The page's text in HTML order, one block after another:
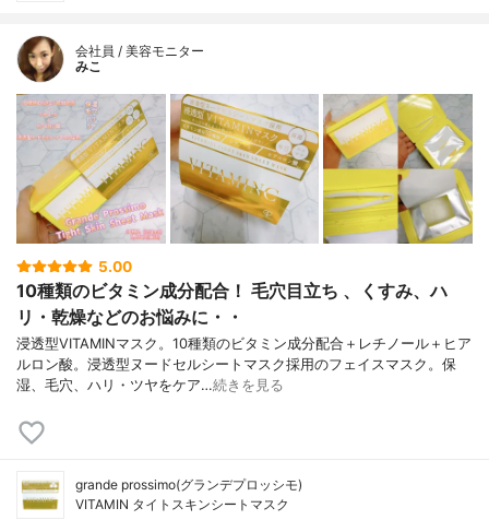
会社員 / 美容モニター
みこ
5.00
10種類のビタミン成分配合！ 毛穴目立ち 、くすみ、ハ
リ・乾燥などのお悩みに・・
浸透型VITAMINマスク。10種類のビタミン成分配合＋レチノール＋ヒア
ルロン酸。浸透型ヌードセルシートマスク採用のフェイスマスク。保
湿、毛穴、ハリ・ツヤをケア…続きを見る
grande prossimo(グランデプロッシモ)
VITAMIN タイトスキンシートマスク